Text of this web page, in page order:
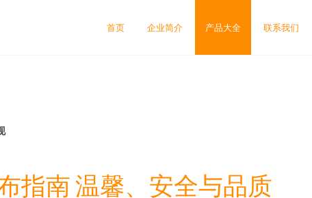
首页 企业简介 产品大全 联系我们
指南 温馨、安全与品质